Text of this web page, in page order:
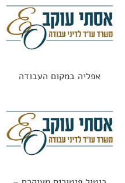
אפליה במקום העבודה